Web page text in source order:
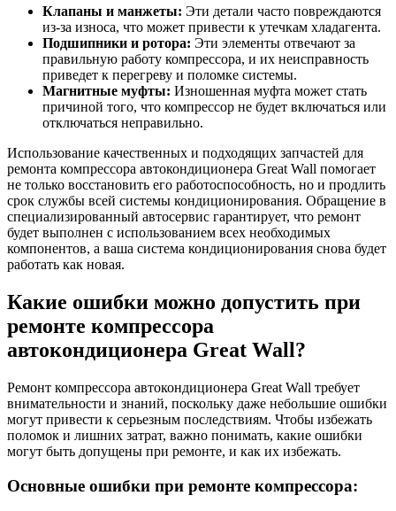
Клапаны и манжеты: Эти детали часто повреждаются
из-за износа, что может привести к утечкам хладагента.
Подшипники и ротора: Эти элементы отвечают за
правильную работу компрессора, и их неисправность
приведет к перегреву и поломке системы.
Магнитные муфты: Изношенная муфта может стать
причиной того, что компрессор не будет включаться или
отключаться неправильно.
Использование качественных и подходящих запчастей для
ремонта компрессора автокондиционера Great Wall помогает
не только восстановить его работоспособность, но и продлить
срок службы всей системы кондиционирования. Обращение в
специализированный автосервис гарантирует, что ремонт
будет выполнен с использованием всех необходимых
компонентов, а ваша система кондиционирования снова будет
работать как новая.
Какие ошибки можно допустить при
ремонте компрессора
автокондиционера Great Wall?
Ремонт компрессора автокондиционера Great Wall требует
внимательности и знаний, поскольку даже небольшие ошибки
могут привести к серьезным последствиям. Чтобы избежать
поломок и лишних затрат, важно понимать, какие ошибки
могут быть допущены при ремонте, и как их избежать.
Основные ошибки при ремонте компрессора: